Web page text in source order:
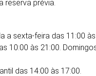
reserva prévia.
a sexta-feira das 11:00
10:00 às 21:00.
das 14:00 às 17:00.